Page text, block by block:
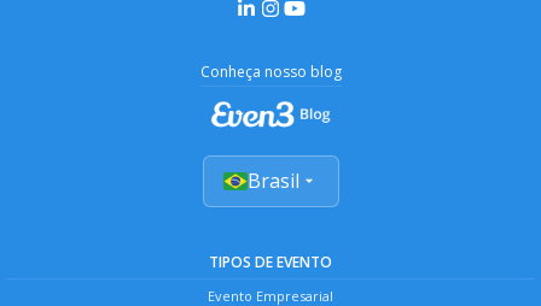
Conheça nosso blog
Brasil
TIPOS DE EVENTO
Evento Empresarial